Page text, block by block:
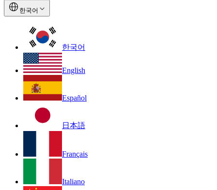
한국어
한국어
English
Español
日本語
Français
Italiano